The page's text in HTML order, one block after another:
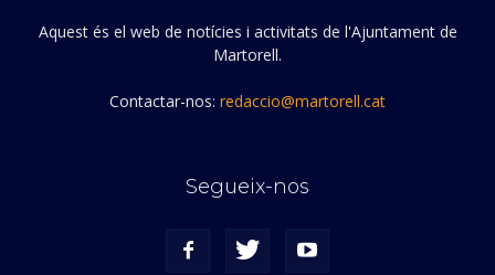
Aquest és el web de notícies i activitats de l'Ajuntament de
Martorell.
Contactar-nos: redaccio@martorell.cat
Segueix-nos